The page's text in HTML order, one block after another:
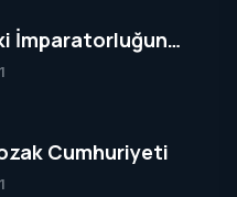
İmparatorluğun
Giden Yolda
Gizli Rekabeti
Cumhuriyeti